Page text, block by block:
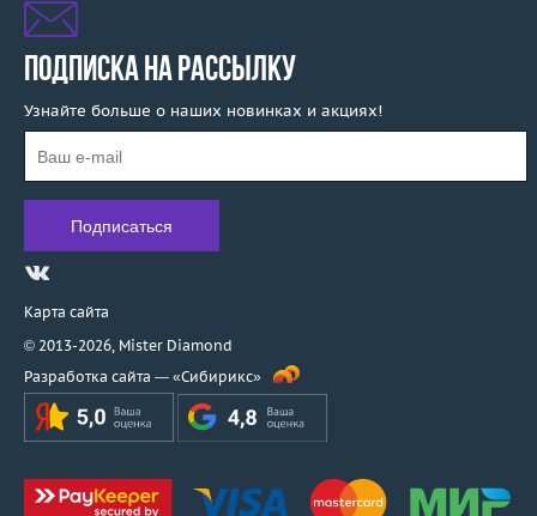
ПОДПИСКА НА РАССЫЛКУ
Узнайте больше о наших новинках и акциях!
Карта сайта
© 2013-2026, Mister Diamond
Разработка сайта — «Сибирикс»